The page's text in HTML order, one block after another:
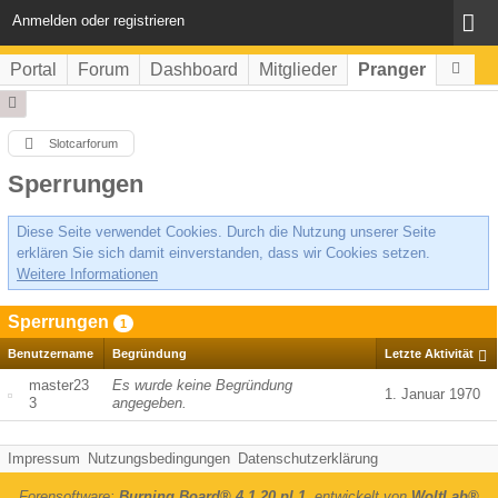
Anmelden oder registrieren
Portal Forum Dashboard Mitglieder Pranger
Slotcarforum
Sperrungen
Diese Seite verwendet Cookies. Durch die Nutzung unserer Seite
erklären Sie sich damit einverstanden, dass wir Cookies setzen.
Weitere Informationen
Sperrungen 1
Benutzername Begründung Letzte Aktivität
master23
3
Es wurde keine Begründung
angegeben.
1. Januar 1970
Impressum Nutzungsbedingungen Datenschutzerklärung